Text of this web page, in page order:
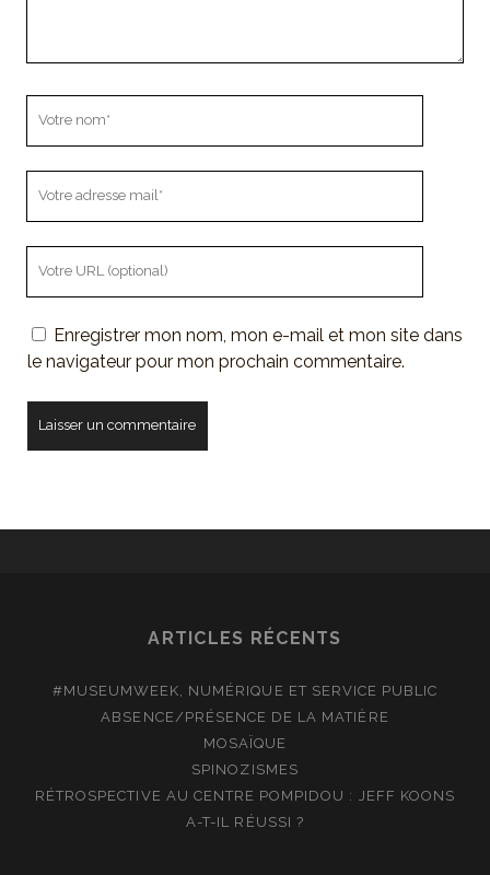
site Enregistrer mon nom, mon e-mail et mon site dans
le navigateur pour mon prochain commentaire.
ARTICLES RÉCENTS
#MUSEUMWEEK, NUMÉRIQUE ET SERVICE PUBLIC
ABSENCE/PRÉSENCE DE LA MATIÈRE
MOSAÏQUE
SPINOZISMES
RÉTROSPECTIVE AU CENTRE POMPIDOU : JEFF KOONS
A-T-IL RÉUSSI ?